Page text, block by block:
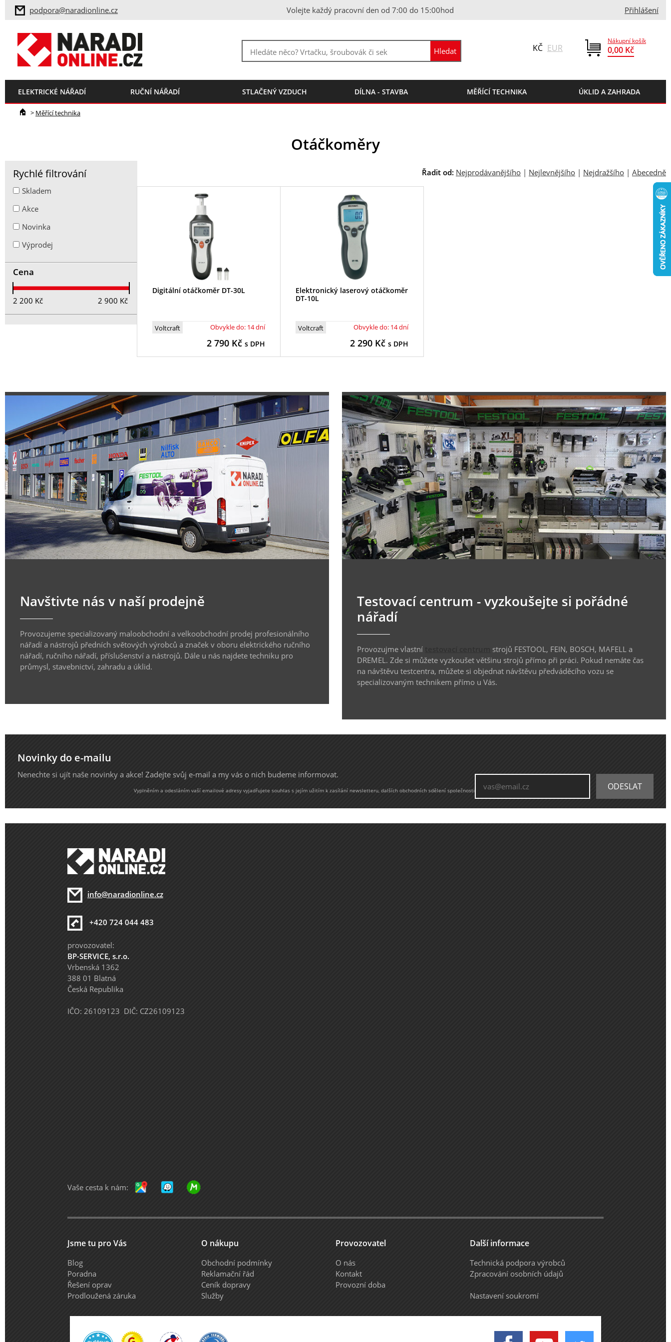
podpora@naradionline.cz Volejte každý pracovní den od 7:00 do 15:00hod Přihlášení
Nákupní košík
0,00 Kč
KČ EUR
ELEKTRICKÉ NÁŘADÍ RUČNÍ NÁŘADÍ STLAČENÝ VZDUCH DÍLNA - STAVBA MĚŘÍCÍ TECHNIKA ÚKLID A ZAHRADA
> Měřící technika
Otáčkoměry
Řadit od: Nejprodávanějšího | Nejlevnějšího | Nejdražšího | Abecedně
Digitální otáčkoměr DT-30L
Voltcraft Obvykle do: 14 dní
2 790 Kčs DPH
Elektronický laserový otáčkoměr
DT-10L
Voltcraft Obvykle do: 14 dní
2 290 Kčs DPH
Rychlé filtrování
Skladem
Akce
Novinka
Výprodej
Cena
2 200 Kč 2 900 Kč
Navštivte nás v naší prodejně
Provozujeme specializovaný maloobchodní a velkoobchodní prodej profesionálního
nářadí a nástrojů předních světových výrobců a značek v oboru elektrického ručního
nářadí, ručního nářadí, příslušenství a nástrojů. Dále u nás najdete techniku pro
průmysl, stavebnictví, zahradu a úklid.
Testovací centrum - vyzkoušejte si pořádné
nářadí
Provozujme vlastní
strojů FESTOOL, FEIN, BOSCH, MAFELL a
DREMEL. Zde si můžete vyzkoušet většinu strojů přímo při práci. Pokud nemáte čas
na návštěvu testcentra, můžete si objednat návštěvu předváděcího vozu se
specializovaným technikem přímo u Vás.
Novinky do e-mailu
Nenechte si ujít naše novinky a akce! Zadejte svůj e-mail a my vás o nich budeme informovat.
Vyplněním a odesláním vaší emailové adresy vyjadřujete souhlas s jejím užitím k zasílání newsletteru, dalších obchodních sdělení společnosti
info@naradionline.cz
+420 724 044 483
provozovatel:
BP-SERVICE, s.r.o.
Vrbenská 1362
388 01 Blatná
Česká Republika
IČO: 26109123 DIČ: CZ26109123
Vaše cesta k nám:
Jsme tu pro Vás
Blog
Poradna
Řešení oprav
Prodloužená záruka
O nákupu
Obchodní podmínky
Reklamační řád
Ceník dopravy
Služby
Provozovatel
O nás
Kontakt
Provozní doba
Další informace
Technická podpora výrobců
Zpracování osobních údajů
Nastavení soukromí